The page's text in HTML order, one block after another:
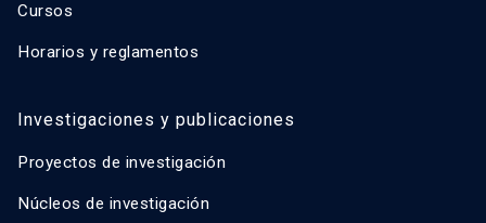
Cursos
Horarios y reglamentos
Investigaciones y publicaciones
Proyectos de investigación
Núcleos de investigación